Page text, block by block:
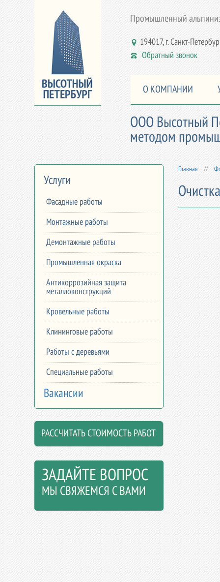
Промышленный
194017, г. Санкт-
Обратный звонок
О КОМПАНИИ
ООО Высотный
методом
Услуги
Фасадные работы
Монтажные работы
Демонтажные работы
Промышленная окраска
Антикоррозийная защита
металлоконструкций
Кровельные работы
Клининговые работы
Работы с деревьями
Специальные работы
Вакансии
РАССЧИТАТЬ СТОИМОСТЬ РАБОТ
ЗАДАЙТЕ ВОПРОС
МЫ СВЯЖЕМСЯ С ВАМИ
Главная //